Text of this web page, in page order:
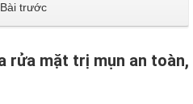
Bài trước
rửa mặt trị mụn an toàn,